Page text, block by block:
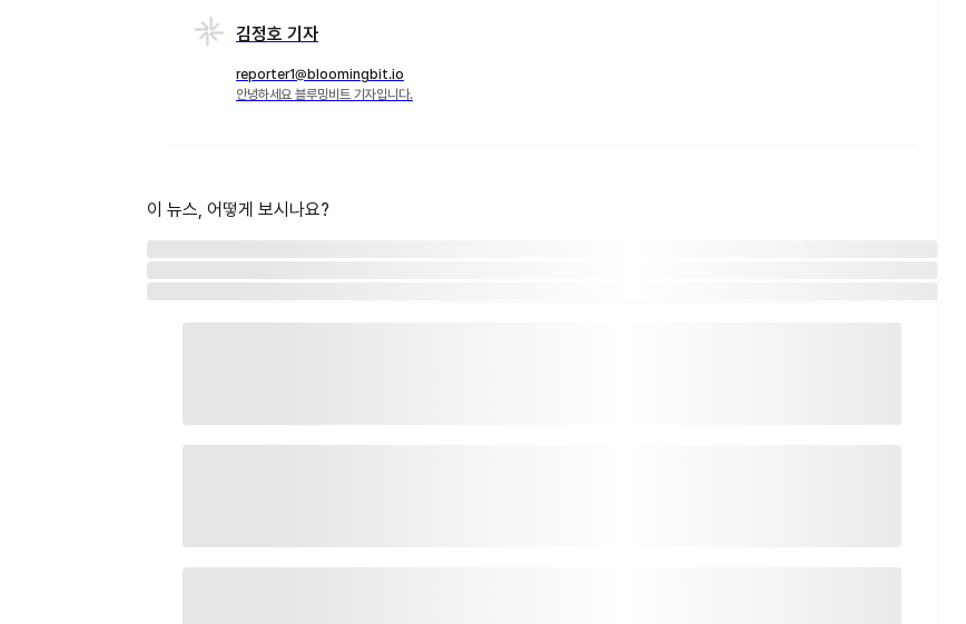
김정호 기자
reporter1@bloomingbit.io
안녕하세요 블루밍비트 기자입니다.
이 뉴스, 어떻게 보시나요?